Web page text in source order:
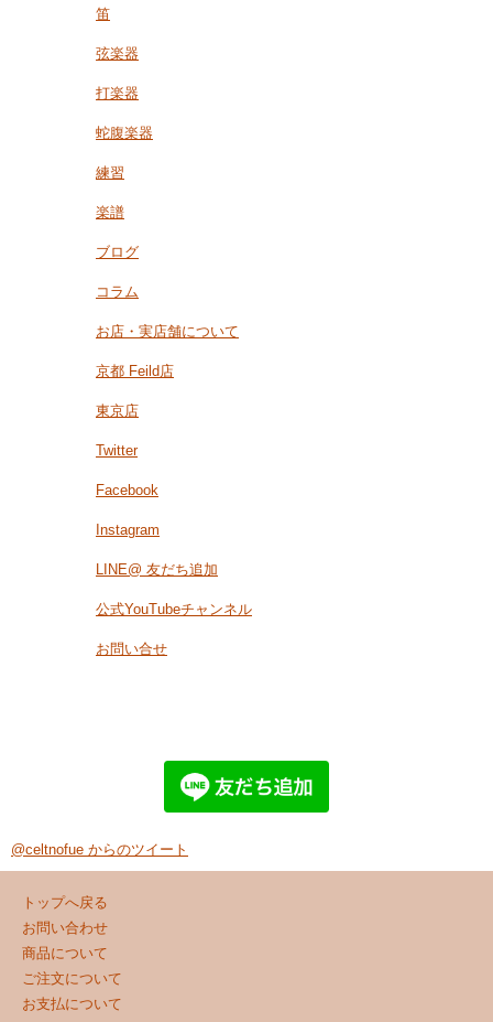
笛
弦楽器
打楽器
蛇腹楽器
練習
楽譜
ブログ
コラム
お店・実店舗について
京都 Feild店
東京店
Twitter
Facebook
Instagram
LINE@ 友だち追加
公式YouTubeチャンネル
お問い合せ
@celtnofue からのツイート
トップへ戻る
お問い合わせ
商品について
ご注文について
お支払について